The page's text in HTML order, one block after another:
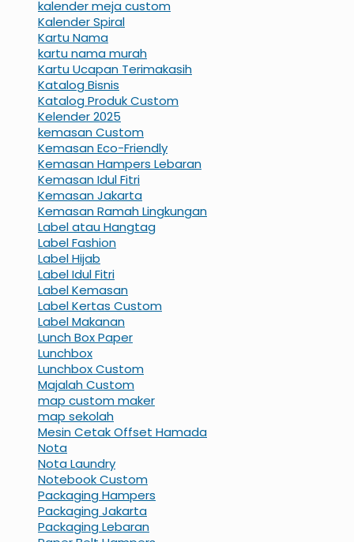
kalender meja custom
Kalender Spiral
Kartu Nama
kartu nama murah
Kartu Ucapan Terimakasih
Katalog Bisnis
Katalog Produk Custom
Kelender 2025
kemasan Custom
Kemasan Eco-Friendly
Kemasan Hampers Lebaran
Kemasan Idul Fitri
Kemasan Jakarta
Kemasan Ramah Lingkungan
Label atau Hangtag
Label Fashion
Label Hijab
Label Idul Fitri
Label Kemasan
Label Kertas Custom
Label Makanan
Lunch Box Paper
Lunchbox
Lunchbox Custom
Majalah Custom
map custom maker
map sekolah
Mesin Cetak Offset Hamada
Nota
Nota Laundry
Notebook Custom
Packaging Hampers
Packaging Jakarta
Packaging Lebaran